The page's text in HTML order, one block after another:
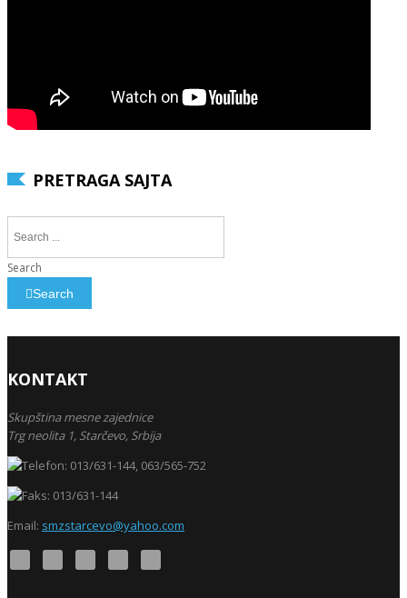
PRETRAGA SAJTA
Search
Search
KONTAKT
Skupština mesne zajednice
Trg neolita 1, Starčevo, Srbija
013/631-144, 063/565-752
013/631-144
Email: smzstarcevo@yahoo.com